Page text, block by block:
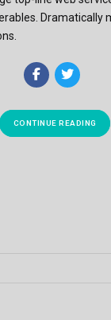
Dramatically
CONTINUE READING